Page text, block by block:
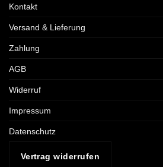
Kontakt
Versand & Lieferung
Zahlung
AGB
Widerruf
Impressum
Datenschutz
Vertrag widerrufen